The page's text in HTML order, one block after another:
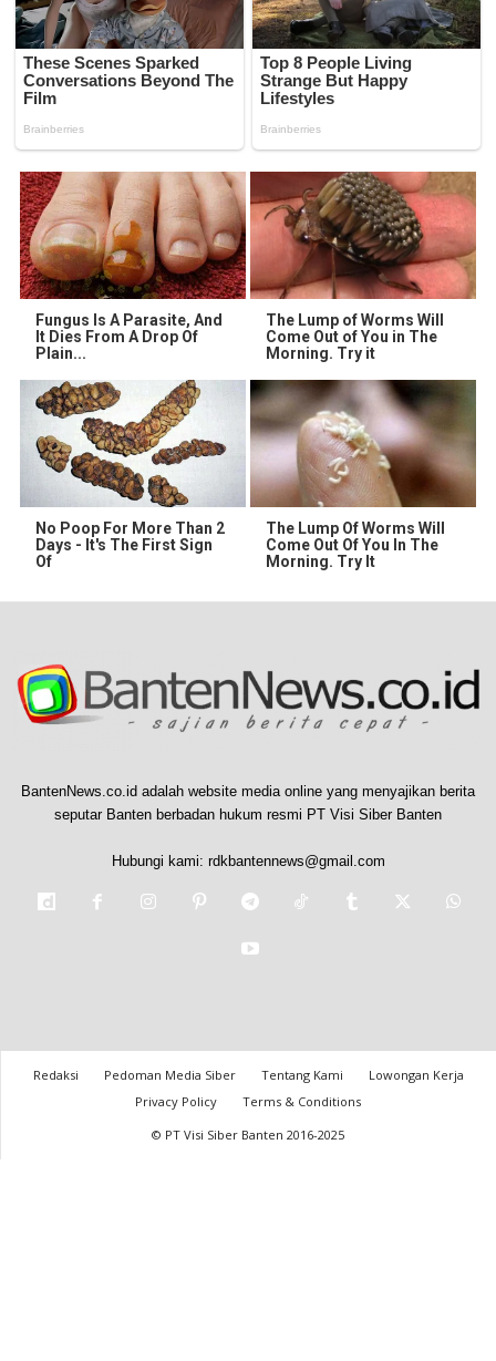
Fungus Is A Parasite, And
It Dies From A Drop Of
Plain...
The Lump of Worms Will
Come Out of You in The
Morning. Try it
No Poop For More Than 2
Days - It's The First Sign
Of
The Lump Of Worms Will
Come Out Of You In The
Morning. Try It
BantenNews.co.id adalah website media online yang menyajikan berita
seputar Banten berbadan hukum resmi PT Visi Siber Banten
Hubungi kami: rdkbantennews@gmail.com
Redaksi Pedoman Media Siber Tentang Kami
Lowongan Kerja
Privacy Policy
Terms & Conditions
© PT Visi Siber Banten 2016-2025